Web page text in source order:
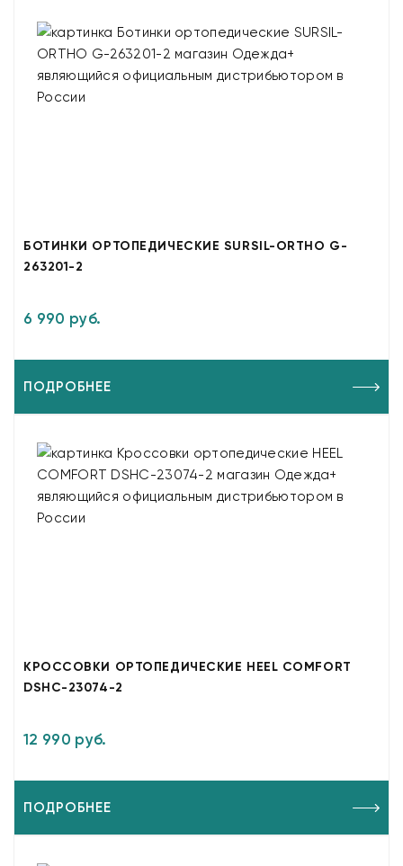
БОТИНКИ ОРТОПЕДИЧЕСКИЕ SURSIL-ORTHO G-
263201-2
6 990 руб.
ПОДРОБНЕЕ
КРОССОВКИ ОРТОПЕДИЧЕСКИЕ HEEL COMFORT
DSHC-23074-2
12 990 руб.
ПОДРОБНЕЕ